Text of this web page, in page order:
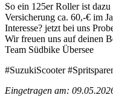
So ein 125er Roller ist
Versicherung ca. 60,-€ im
Interesse? jetzt bei uns
Wir freuen uns auf deinen
Team Südbike Übersee
#SuzukiScooter
Eingetragen am: